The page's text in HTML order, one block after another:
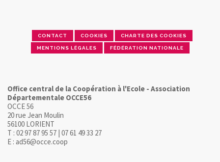
CONTACT COOKIES CHARTE DES COOKIES
MENTIONS LÉGALES FÉDÉRATION NATIONALE
Office central de la Coopération à l'Ecole - Association
Départementale OCCE56
OCCE 56
20 rue Jean Moulin
56100 LORIENT
T : 02 97 87 95 57 | 07 61 49 33 27
E : ad56@occe.coop